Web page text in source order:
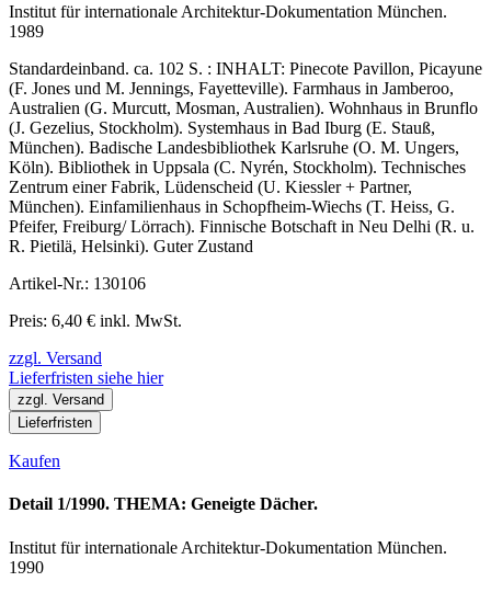
Institut für internationale Architektur-Dokumentation München.
1989
Standardeinband. ca. 102 S. : INHALT: Pinecote Pavillon, Picayune
(F. Jones und M. Jennings, Fayetteville). Farmhaus in Jamberoo,
Australien (G. Murcutt, Mosman, Australien). Wohnhaus in Brunflo
(J. Gezelius, Stockholm). Systemhaus in Bad Iburg (E. Stauß,
München). Badische Landesbibliothek Karlsruhe (O. M. Ungers,
Köln). Bibliothek in Uppsala (C. Nyrén, Stockholm). Technisches
Zentrum einer Fabrik, Lüdenscheid (U. Kiessler + Partner,
München). Einfamilienhaus in Schopfheim-Wiechs (T. Heiss, G.
Pfeifer, Freiburg/ Lörrach). Finnische Botschaft in Neu Delhi (R. u.
R. Pietilä, Helsinki). Guter Zustand
Artikel-Nr.: 130106
Preis: 6,40 € inkl. MwSt.
zzgl. Versand
Lieferfristen siehe hier
zzgl. Versand
Lieferfristen
Kaufen
Detail 1/1990. THEMA: Geneigte Dächer.
Institut für internationale Architektur-Dokumentation München.
1990